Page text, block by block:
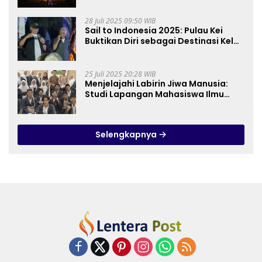
28 Juli 2025 09:50 WIB
Sail to Indonesia 2025: Pulau Kei
Buktikan Diri sebagai Destinasi Kelas
25 Juli 2025 20:28 WIB
Menjelajahi Labirin Jiwa Manusia:
Studi Lapangan Mahasiswa Ilmu
Selengkapnya